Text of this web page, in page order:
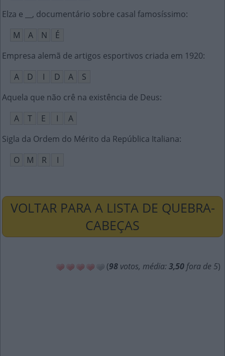
Elza e __, documentário sobre casal famosíssimo:
M
A N
É
Empresa alemã de artigos esportivos criada em 1920:
A
D I D A
S
Aquela que não crê na existência de Deus:
A
T E I
A
Sigla da Ordem do Mérito da República Italiana:
O
M R I
VOLTAR PARA A LISTA DE QUEBRA-
CABEÇAS
(98 votos, média: 3,50 fora de 5)